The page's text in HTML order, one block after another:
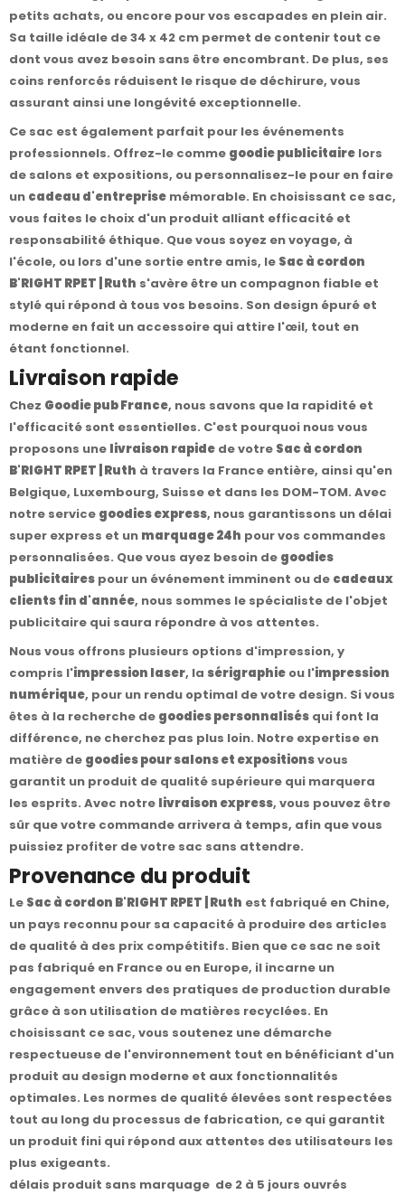
petits achats, ou encore pour vos escapades en plein air.
Sa taille idéale de 34 x 42 cm permet de contenir tout ce
dont vous avez besoin sans être encombrant. De plus, ses
coins renforcés réduisent le risque de déchirure, vous
assurant ainsi une longévité exceptionnelle.
Ce sac est également parfait pour les événements
professionnels. Offrez-le comme goodie publicitaire lors
de salons et expositions, ou personnalisez-le pour en faire
un cadeau d'entreprise mémorable. En choisissant ce sac,
vous faites le choix d'un produit alliant efficacité et
responsabilité éthique. Que vous soyez en voyage, à
l'école, ou lors d'une sortie entre amis, le Sac à cordon
B'RIGHT RPET | Ruth s'avère être un compagnon fiable et
stylé qui répond à tous vos besoins. Son design épuré et
moderne en fait un accessoire qui attire l'œil, tout en
étant fonctionnel.
Livraison rapide
Chez Goodie pub France, nous savons que la rapidité et
l'efficacité sont essentielles. C'est pourquoi nous vous
proposons une livraison rapide de votre Sac à cordon
B'RIGHT RPET | Ruth à travers la France entière, ainsi qu'en
Belgique, Luxembourg, Suisse et dans les DOM-TOM. Avec
notre service goodies express, nous garantissons un délai
super express et un marquage 24h pour vos commandes
personnalisées. Que vous ayez besoin de goodies
publicitaires pour un événement imminent ou de cadeaux
clients fin d'année, nous sommes le spécialiste de l'objet
publicitaire qui saura répondre à vos attentes.
Nous vous offrons plusieurs options d'impression, y
compris l'impression laser, la sérigraphie ou l'impression
numérique, pour un rendu optimal de votre design. Si vous
êtes à la recherche de goodies personnalisés qui font la
différence, ne cherchez pas plus loin. Notre expertise en
matière de goodies pour salons et expositionsvous
garantit un produit de qualité supérieure qui marquera
les esprits. Avec notre livraison express, vous pouvez être
sûr que votre commande arrivera à temps, afin que vous
puissiez profiter de votre sac sans attendre.
Provenance du produit
Le Sac à cordon B'RIGHT RPET | Ruth est fabriqué en Chine,
un pays reconnu pour sa capacité à produire des articles
de qualité à des prix compétitifs. Bien que ce sac ne soit
pas fabriqué en France ou en Europe, il incarne un
engagement envers des pratiques de production durable
grâce à son utilisation de matières recyclées. En
choisissant ce sac, vous soutenez une démarche
respectueuse de l'environnement tout en bénéficiant d'un
produit au design moderne et aux fonctionnalités
optimales. Les normes de qualité élevées sont respectées
tout au long du processus de fabrication, ce qui garantit
un produit fini qui répond aux attentes des utilisateurs les
plus exigeants.
délais produit sans marquage de 2 à 5 jours ouvrés